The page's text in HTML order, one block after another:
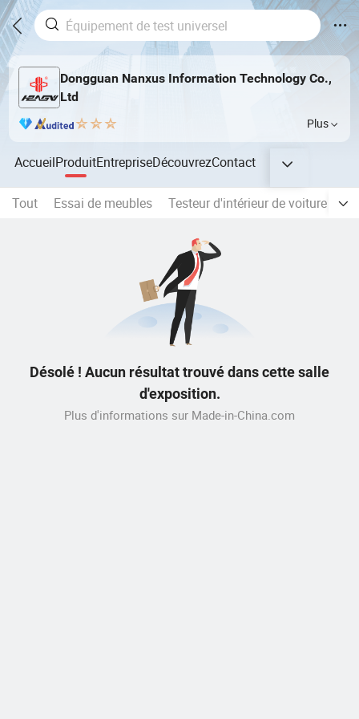
Dongguan Nanxus Information Technology Co.,
Ltd
Plus
AccueilProduitEntrepriseDécouvrezContact
Tout Essai de meubles Testeur d'intérieur de voiture
Désolé ! Aucun résultat trouvé dans cette salle
d'exposition.
Plus d'informations sur Made-in-China.com